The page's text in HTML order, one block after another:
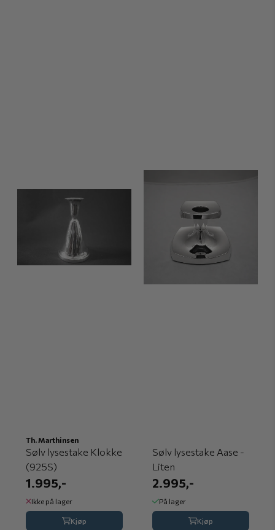
Th. Marthinsen
Sølv lysestake Klokke
(925S)
1.995,-
Ikke på lager
Kjøp
Sølv lysestake Aase -
Liten
2.995,-
På lager
Kjøp